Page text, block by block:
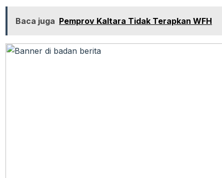
Baca juga Pemprov Kaltara Tidak Terapkan WFH